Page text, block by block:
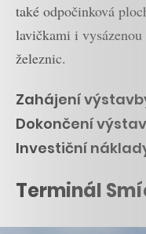
také odpočinková
lavičkami i
železnic.
Zahájení
Dokončení
Investiční
Terminál